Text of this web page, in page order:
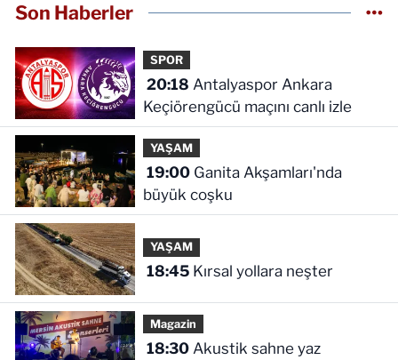
Son Haberler
SPOR
20:18
Keçiörengücü maçını canlı izle
YAŞAM
19:00Ganita Akşamları'nda
büyük coşku
YAŞAM
18:45 Kırsal yollara neşter
Magazin
18:30Akustik sahne yaz